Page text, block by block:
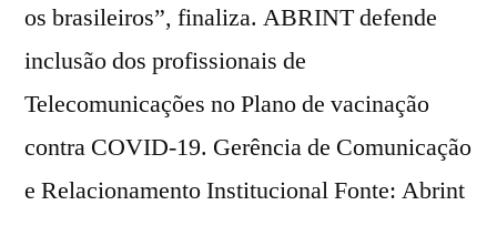
os brasileiros”, finaliza. ABRINT defende
inclusão dos profissionais de
Telecomunicações no Plano de vacinação
contra COVID-19. Gerência de Comunicação
e Relacionamento Institucional Fonte: Abrint